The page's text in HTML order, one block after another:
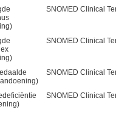
SNOMED Clinical
SNOMED Clinical
SNOMED Clinical
SNOMED Clinical